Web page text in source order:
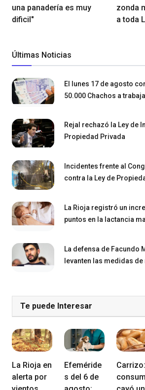
una panadería es muy
dificil"
zonda
a toda
Últimas Noticias
El lunes 17 de agosto
50.000 Chachos a
Rejal rechazó la Ley de
Propiedad Privada
Incidentes frente al
contra la Ley de
La Rioja registró un
puntos en la lactancia
La defensa de Facundo
levanten las medidas
Te puede Interesar
La Rioja en
alerta por
Efeméride
s del 6 de